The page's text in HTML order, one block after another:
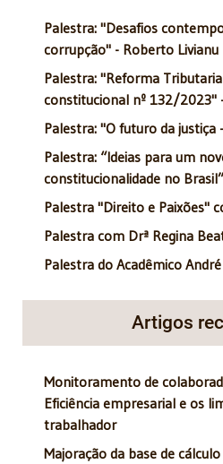
Palestra: "Desafios
corrupção" - Roberto Livianu
Palestra: "Reforma
constitucional nº 132/2023"
Palestra: "O futuro da justiça
Palestra: “Ideias para um
constitucionalidade no
Palestra "Direito e Paixões"
Palestra com Drª Regina
Palestra do Acadêmico
Artigos
Monitoramento de
Eficiência empresarial e os
trabalhador
Majoração da base de